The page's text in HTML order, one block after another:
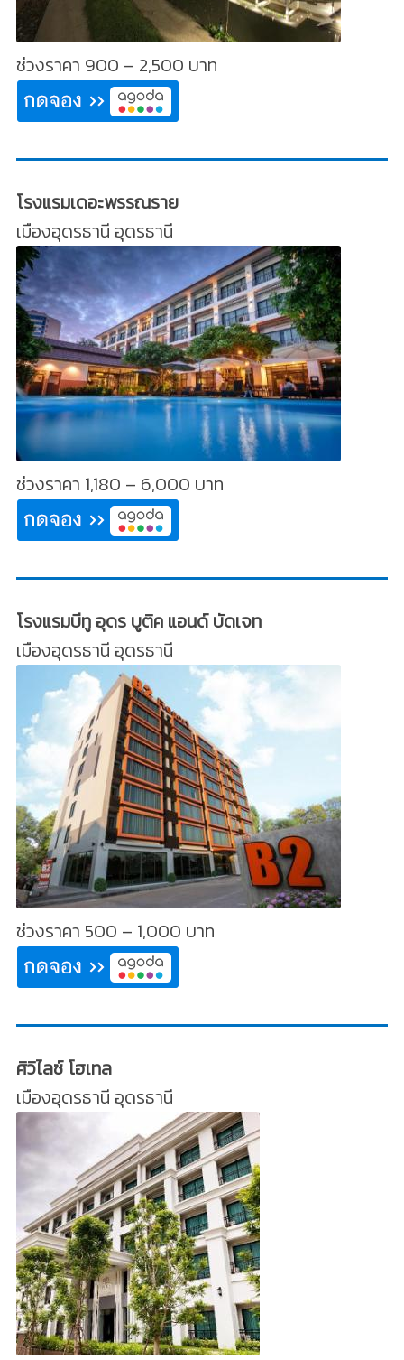
ช่วงราคา 900 – 2,500 บาท
โรงแรมเดอะพรรณราย
เมืองอุดรธานี อุดรธานี
ช่วงราคา 1,180 – 6,000 บาท
โรงแรมบีทู อุดร บูติค แอนด์ บัดเจท
เมืองอุดรธานี อุดรธานี
ช่วงราคา 500 – 1,000 บาท
ศิวิไลซ์ โฮเทล
เมืองอุดรธานี อุดรธานี